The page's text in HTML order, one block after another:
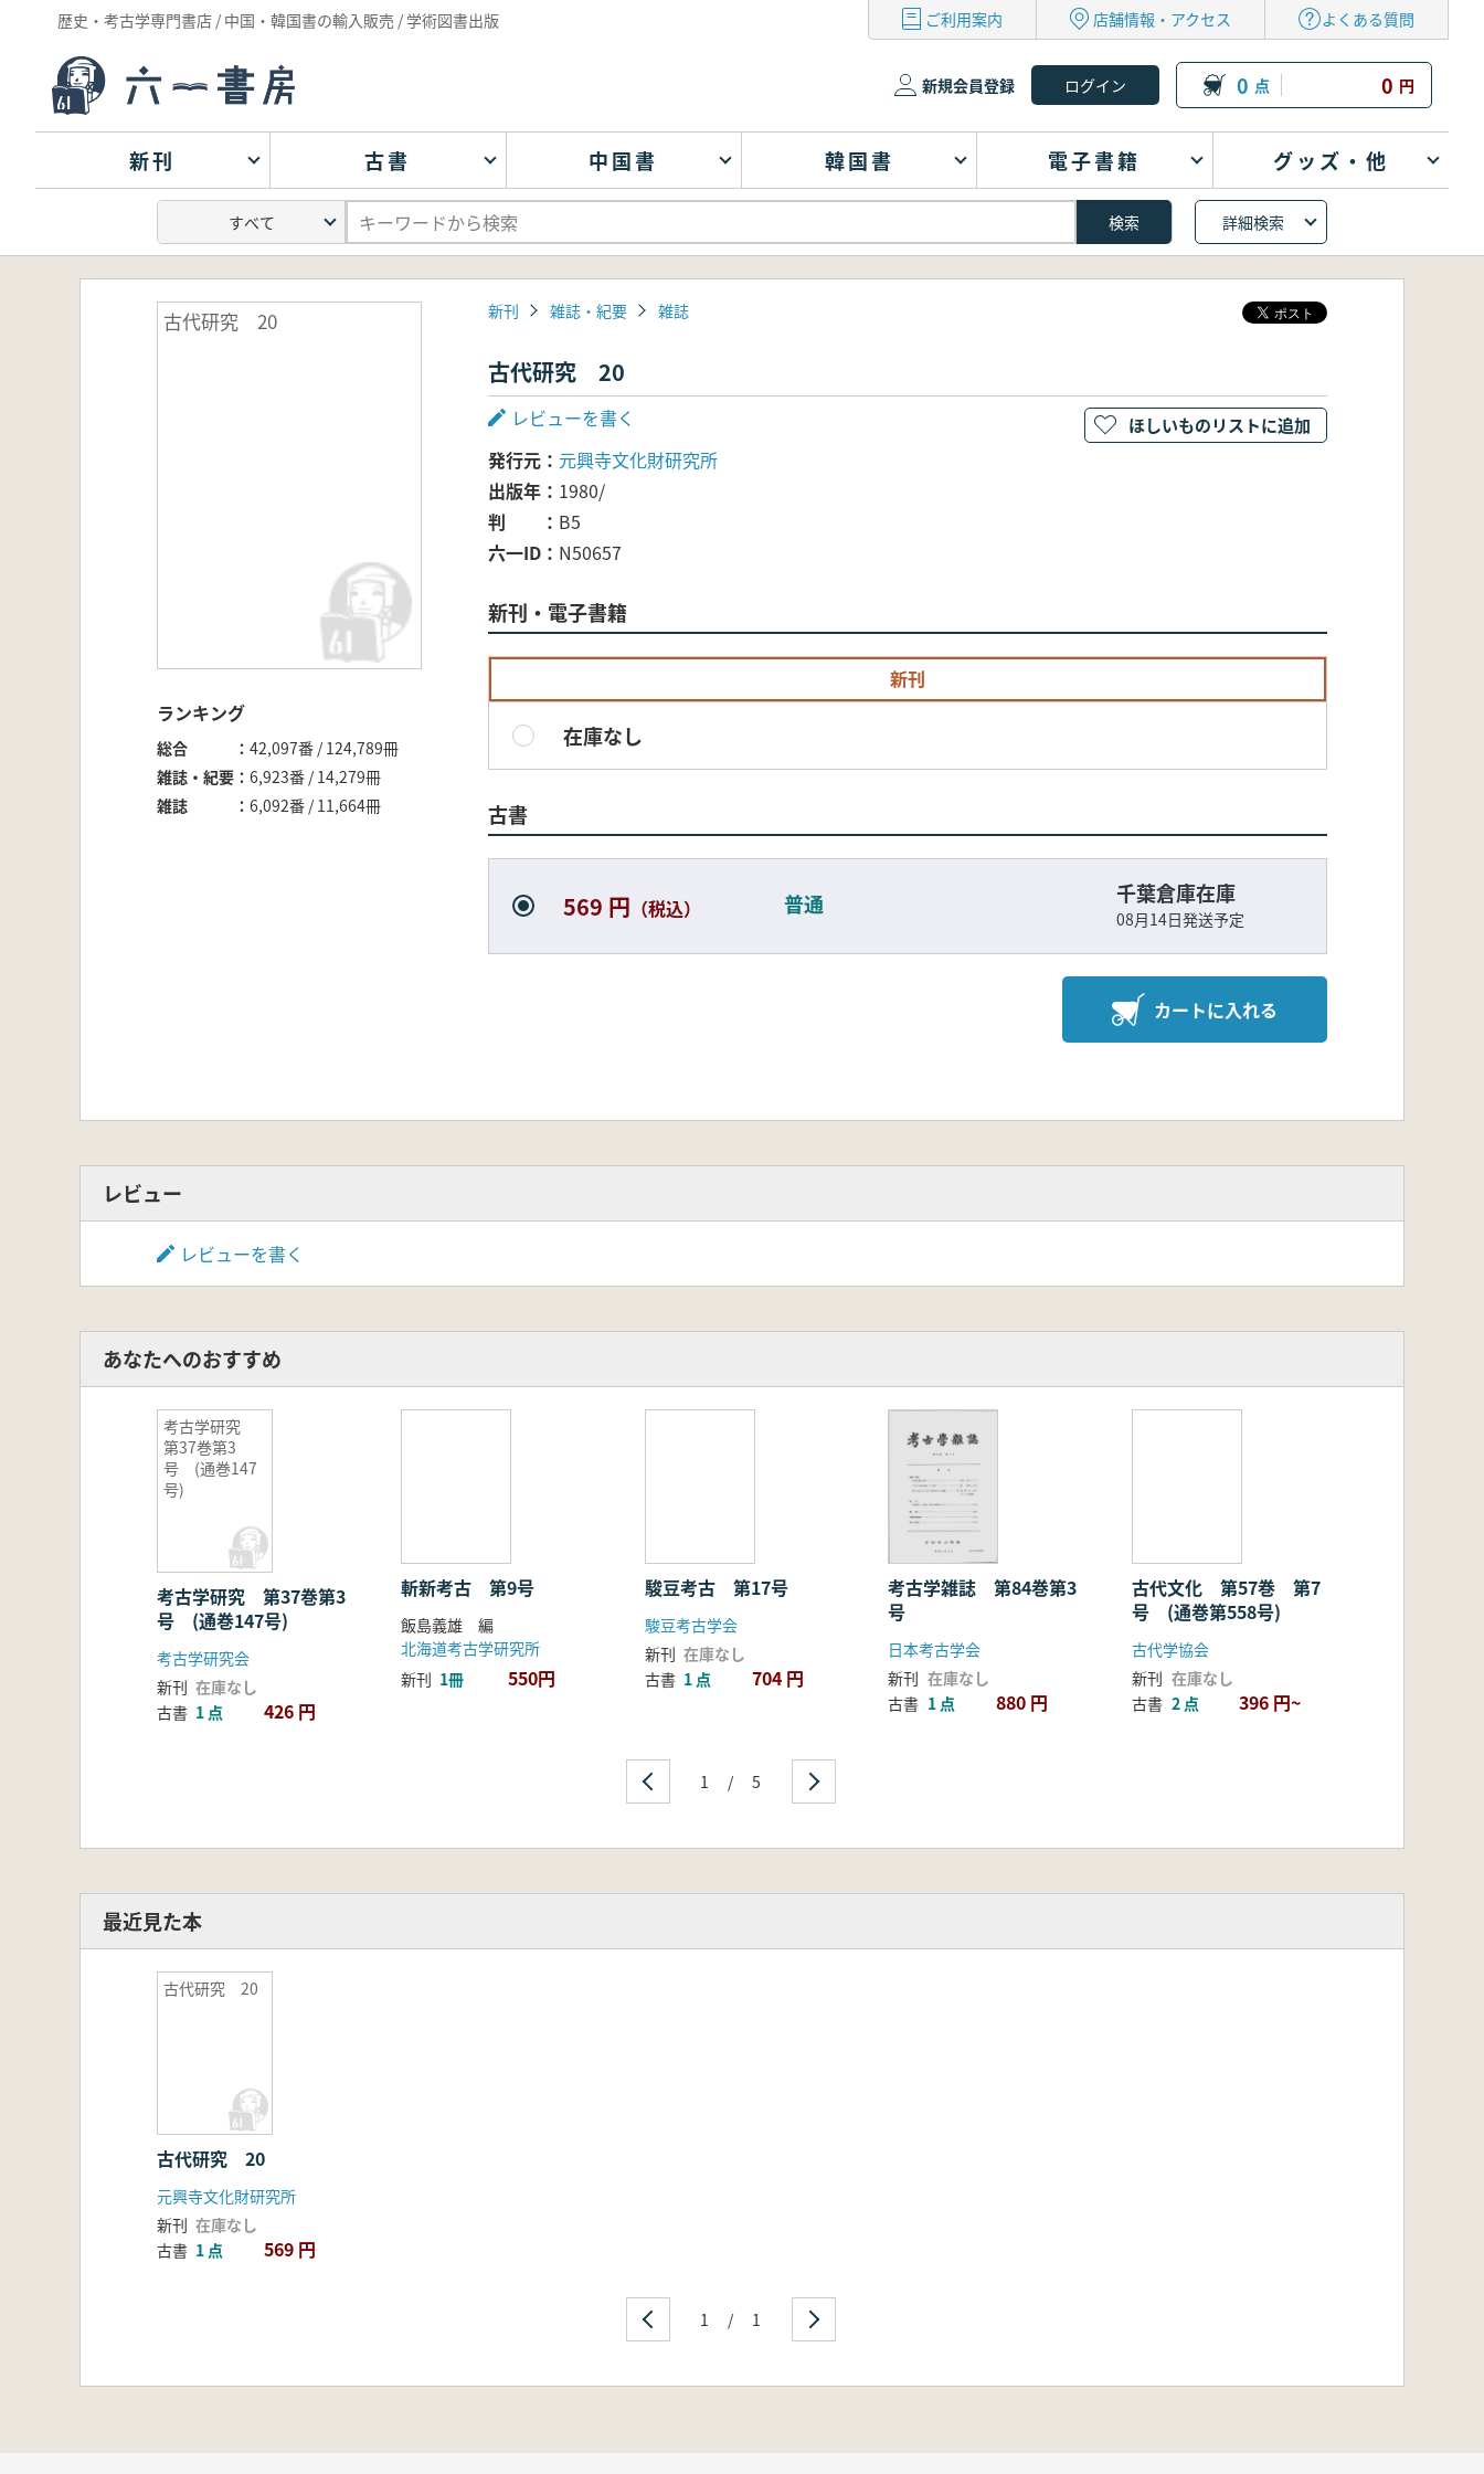
歴史・考古学専門書店 / 中国・韓国書の輸入販売 / 学術図書出版 ご利用案内 店舗情報・アクセス よくある質問
新規会員登録 0 点 0 円
新刊 古書 中国書 韓国書 電子書籍 グッズ・他
詳細検索
古代研究 20
ランキング
総合
42,097番 / 124,789冊
雑誌・紀要
6,923番 / 14,279冊
雑誌
6,092番 / 11,664冊
新刊 雑誌・紀要 雑誌
古代研究 20
レビューを書く
発行元
元興寺文化財研究所
出版年
1980/
判
B5
六一ID
N50657
新刊・電子書籍
新刊
在庫なし
古書
569 円 （税込） 普通 千葉倉庫在庫
08月14日発送予定
カートに入れる
ほしいものリストに追加
レビュー
レビューを書く
あなたへのおすすめ
考古学研究
第37巻第3
号 (通巻147
号)
考古学研究 第37巻第3
号 (通巻147号)
考古学研究会
新刊 在庫なし
古書 1 点 426 円
斬新考古 第9号
飯島義雄 編
北海道考古学研究所
新刊 1冊 550円
駿豆考古 第17号
駿豆考古学会
新刊 在庫なし
古書 1 点 704 円
考古学雑誌 第84巻第3
号
日本考古学会
新刊 在庫なし
古書 1 点 880 円
古代文化 第57巻 第7
号 (通巻第558号)
古代学協会
新刊 在庫なし
古書 2 点 396 円~
1 / 5
最近見た本
古代研究 20
古代研究 20
元興寺文化財研究所
新刊 在庫なし
古書 1 点 569 円
1 / 1